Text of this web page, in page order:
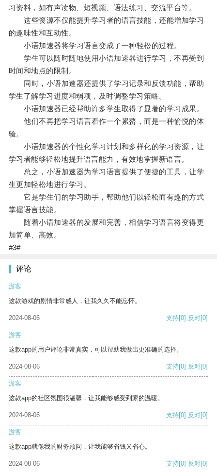
习资料，如有声读物、短视频、语法练习、交流平台等。
这些资源不仅能提升学习者的语言技能，还能增加学习
的趣味性和互动性。
小语加速器将学习语言变成了一种轻松的过程。
学生可以随时随地使用小语加速器进行学习，不再受到
时间和地点的限制。
同时，小语加速器还提供了学习记录和反馈功能，帮助
学生了解学习进度和弱项，及时调整学习策略。
小语加速器已经帮助许多学生取得了显著的学习成果。
他们不再把学习语言看作一个累赘，而是一种愉悦的体
验。
小语加速器的个性化学习计划和多样化的学习资源，让
学习者能够轻松地提升语言能力，有效地掌握新语言。
总之，小语加速器为学习语言提供了便捷的工具，让学
生更加轻松地进行学习。
它是学生们的学习助手，帮助他们以轻松而有趣的方式
掌握语言技能。
随着小语加速器的发展和完善，相信学习语言将变得更
加简单、高效。
#3#
评论
游客
这款游戏的剧情非常感人，让我久久不能忘怀。
2024-08-06 支持[0] 反对[0]
游客
这款app的用户评论非常真实，可以帮助我做出更准确的选择。
2024-08-06 支持[0] 反对[0]
游客
这款app的社区氛围很温馨，让我能够感受到家的温暖。
2024-08-06 支持[0] 反对[0]
游客
这款app就像我的财务顾问，让我能够省钱又省心。
2024-08-06 支持[0] 反对[0]